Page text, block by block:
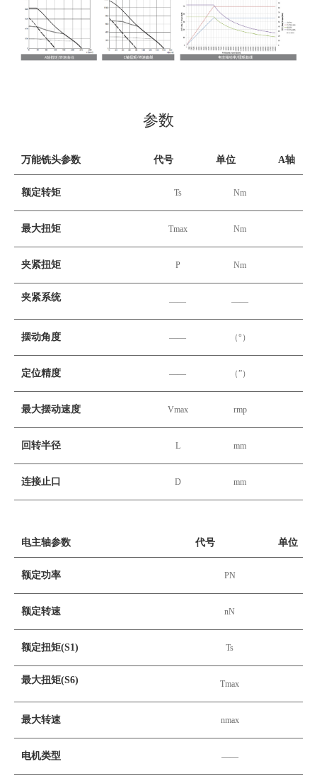
参数
万能铣头参数 代号 单位 A轴
额定转矩 Ts Nm
最大扭矩 Tmax Nm
夹紧扭矩 P Nm
夹紧系统 —— ——
摆动角度 —— （°）
定位精度 —— （”）
最大摆动速度 Vmax rmp
回转半径 L mm
连接止口 D mm
电主轴参数 代号 单位
额定功率 PN
额定转速 nN
额定扭矩(S1) Ts
最大扭矩(S6) Tmax
最大转速 nmax
电机类型 ——